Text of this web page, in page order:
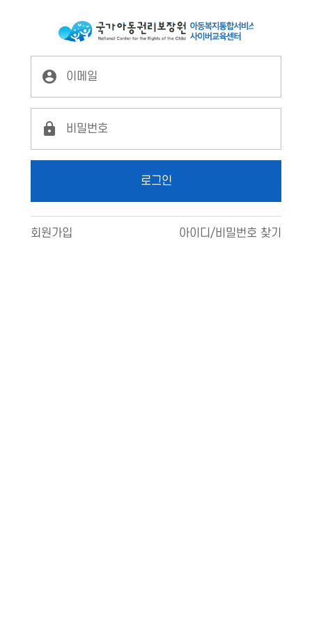
LX2
로그인
회원가입 아이디/비밀번호 찾기